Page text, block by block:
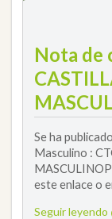
Nota de
Se ha
Masculino :
este enlace o
Seguir leyendo